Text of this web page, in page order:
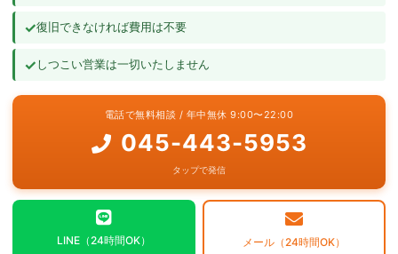
よくあるご質問
✓復旧できなければ費用は不要
✓しつこい営業は一切いたしません
電話で無料相談 / 年中無休 9:00〜22:00
045-443-5953
タップで発信
LINE（24時間OK） メール（24時間OK）